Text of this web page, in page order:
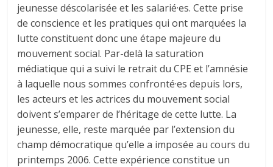
jeunesse déscolarisée et les salarié·es. Cette prise
de conscience et les pratiques qui ont marquées la
lutte constituent donc une étape majeure du
mouvement social. Par-delà la saturation
médiatique qui a suivi le retrait du CPE et l’amnésie
à laquelle nous sommes confronté·es depuis lors,
les acteurs et les actrices du mouvement social
doivent s’emparer de l’héritage de cette lutte. La
jeunesse, elle, reste marquée par l’extension du
champ démocratique qu’elle a imposée au cours du
printemps 2006. Cette expérience constitue un